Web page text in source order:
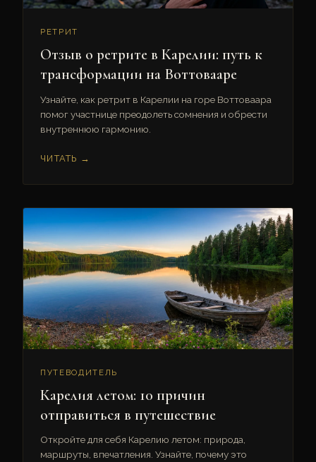
РЕТРИТ
Отзыв о ретрите в Карелии: путь к
трансформации на Воттовааре
Узнайте, как ретрит в Карелии на горе Воттоваара
помог участнице преодолеть сомнения и обрести
внутреннюю гармонию.
ЧИТАТЬ →
ПУТЕВОДИТЕЛЬ
Карелия летом: 10 причин
отправиться в путешествие
Откройте для себя Карелию летом: природа,
маршруты, впечатления. Узнайте, почему это